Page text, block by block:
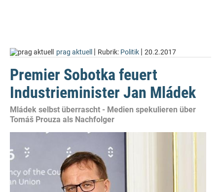
prag aktuell | Rubrik: Politik | 20.2.2017
Premier Sobotka feuert
Industrieminister Jan Mládek
Mládek selbst überrascht - Medien spekulieren über
Tomáš Prouza als Nachfolger